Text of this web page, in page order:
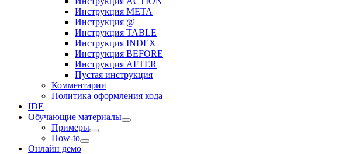
Инструкция META
Инструкция @
Инструкция TABLE
Инструкция INDEX
Инструкция BEFORE
Инструкция AFTER
Пустая инструкция
Комментарии
Политика оформления кода
IDE
Обучающие материалы
Примеры
How-to
Онлайн демо